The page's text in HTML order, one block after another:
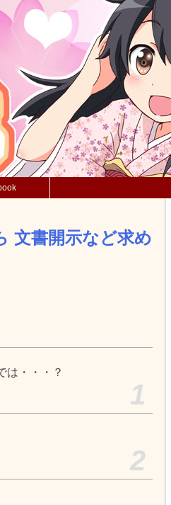
文書開示など求め
は・・・？
1
2